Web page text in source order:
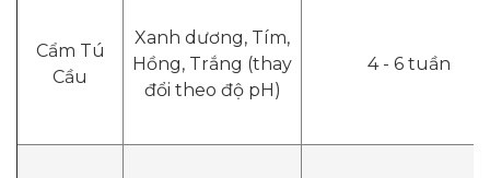
Cẩm Tú
Cầu
Xanh dương, Tím,
Hồng, Trắng (thay
đổi theo độ pH)
4 - 6 tuần